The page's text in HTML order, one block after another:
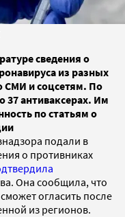
сведения о
из разных
СМИ и соцсетям. По
37 антиваксерах. Им
по статьям о
подали в
о противниках
Она сообщила, что
огласить после
из регионов.